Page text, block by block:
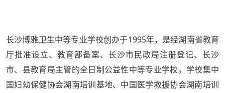
长沙博雅卫生中等专业学校创办于1995年，是经湖南省教育
厅批准设立、教育部备案、长沙市民政局注册登记、长沙
市、县教育局主管的全日制公益性中等专业学校。学校集中
国妇幼保健协会湖南培训基地、中国医学救援协会湖南培训